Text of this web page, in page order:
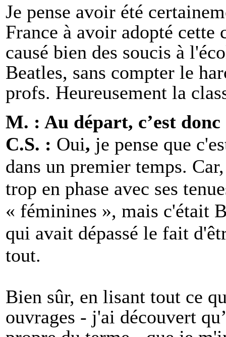
Je pense avoir été
France à avoir adopté
causé bien des soucis à
Beatles, sans compter le
profs. Heureusement la
M. : Au départ, c’est
C.S. : Oui, je pense que
dans un premier temps.
trop en phase avec ses
« féminines », mais c'était
qui avait dépassé le fait
tout.
Bien sûr, en lisant tout ce
ouvrages - j'ai découvert